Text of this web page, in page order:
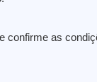
confirme as